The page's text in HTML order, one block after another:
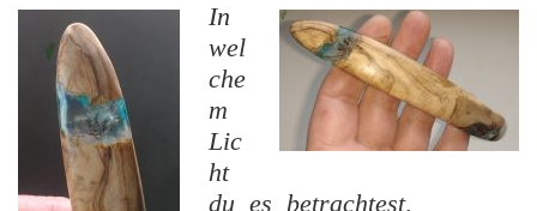
In
wel
che
m
Lic
ht
du es betrachtest,